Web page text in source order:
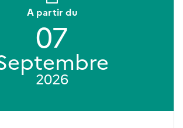
A partir du
07
2026